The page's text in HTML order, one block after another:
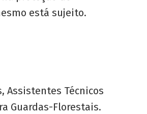
está sujeito.
Assistentes Técnicos
Guardas-Florestais.